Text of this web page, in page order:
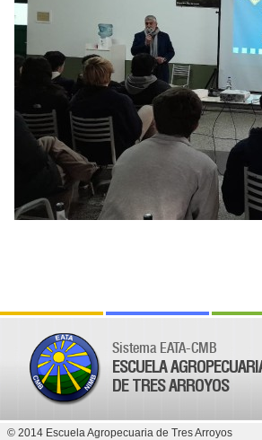
Sistema EATA-CMB
ESCUELA
DE TRES ARROYOS
© 2014 Escuela Agropecuaria de Tres Arroyos